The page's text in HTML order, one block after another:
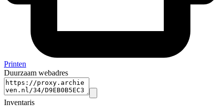
Printen
Duurzaam webadres
Inventaris